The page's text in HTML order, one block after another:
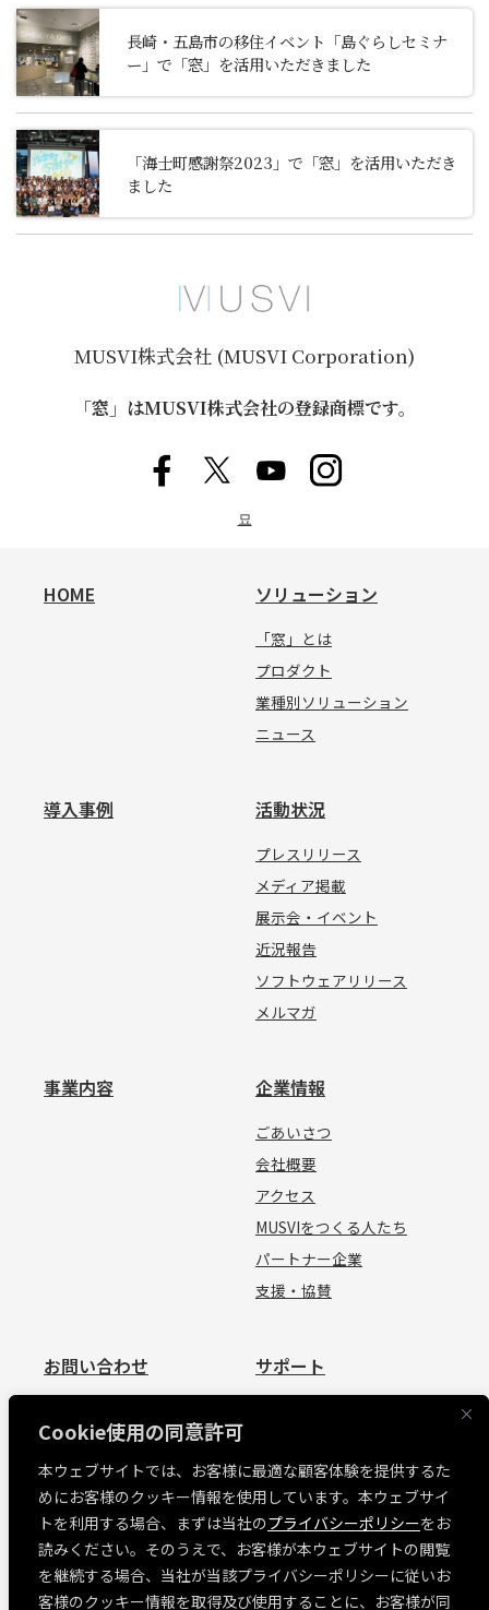
Cookie使用の同意許可
本ウェブサイトでは、お客様に最適な顧客体験を提供するた
めにお客様のクッキー情報を使用しています。本ウェブサイ
トを利用する場合、まずは当社のプライバシーポリシーをお
読みください。そのうえで、お客様が本ウェブサイトの閲覧
を継続する場合、当社が当該プライバシーポリシーに従いお
客様のクッキー情報を取得及び使用することに、お客様が同
長崎・五島市の移住イベント「島ぐらしセミナ
ー」で「窓」を活用いただきました
「海士町感謝祭2023」で「窓」を活用いただき
ました
MUSVI株式会社 (MUSVI Corporation)
「窓」はMUSVI株式会社の登録商標です。
묘
HOME ソリューション
「窓」とは
プロダクト
業種別ソリューション
ニュース
導入事例 活動状況
プレスリリース
メディア掲載
展示会・イベント
近況報告
ソフトウェアリリース
メルマガ
事業内容 企業情報
ごあいさつ
会社概要
アクセス
MUSVIをつくる人たち
パートナー企業
支援・協賛
お問い合わせ
見積依頼
サポート
お問い合わせ
MUSVI BASE ログイン
ソフトウェアリリース情報
障害・メンテナンス情報
各種規約